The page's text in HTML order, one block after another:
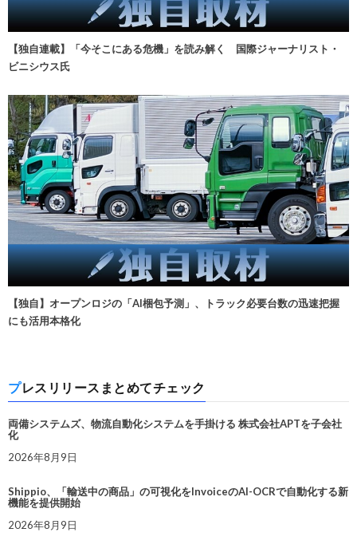
【独自連載】「今そこにある危機」を読み解く 国際ジャーナリスト・
ビニシウス氏
【独自】オープンロジの「AI梱包予測」、トラック必要台数の迅速把握
にも活用本格化
プレスリリースまとめてチェック
両備システムズ、物流自動化システムを手掛ける 株式会社APTを子会社
化
2026年8月9日
Shippio、「輸送中の商品」の可視化をInvoiceのAI-OCRで自動化する新
機能を提供開始
2026年8月9日